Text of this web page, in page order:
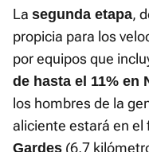
La segunda etapa,
propicia para los
por equipos que
de hasta el 11% en
los hombres de la
aliciente estará en el
Gardes (6,7